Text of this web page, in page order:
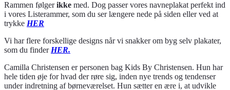
Rammen følgerikke med. Dog passer vores navneplakat perfekt ind
i vores Listerammer, som du ser længere nede på siden eller ved at
trykke HER
Vi har flere forskellige designs når vi snakker om byg selv plakater,
som du finder HER.
Camilla Christensen er personen bag Kids By Christensen. Hun har
hele tiden øje for hvad der røre sig, inden nye trends og tendenser
under indretning af børneværelset. Hun sætter en ære i, at udvikle